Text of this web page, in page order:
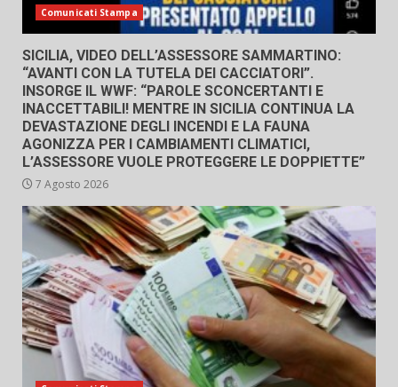
Comunicati Stampa
SICILIA, VIDEO DELL’ASSESSORE SAMMARTINO:
“AVANTI CON LA TUTELA DEI CACCIATORI”.
INSORGE IL WWF: “PAROLE SCONCERTANTI E
INACCETTABILI! MENTRE IN SICILIA CONTINUA LA
DEVASTAZIONE DEGLI INCENDI E LA FAUNA
AGONIZZA PER I CAMBIAMENTI CLIMATICI,
L’ASSESSORE VUOLE PROTEGGERE LE DOPPIETTE”
7 Agosto 2026